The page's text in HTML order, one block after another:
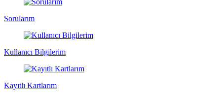
Sorularım
Kullanıcı Bilgilerim
Kayıtlı Kartlarım